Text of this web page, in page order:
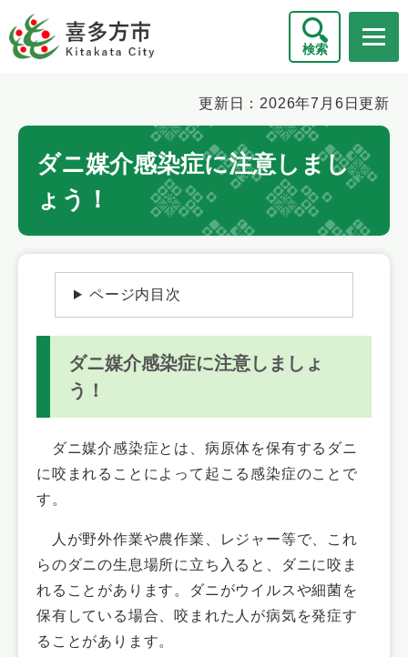
ー
ジ
検索
文
更新日：2026年7月6日更新
ダニ媒介感染症に注意しまし
ょう！
ページ内目次
ダニ媒介感染症に注意しましょ
う！
ダニ媒介感染症とは、病原体を保有するダニ
に咬まれることによって起こる感染症のことで
す。
人が野外作業や農作業、レジャー等で、これ
らのダニの生息場所に立ち入ると、ダニに咬ま
れることがあります。ダニがウイルスや細菌を
保有している場合、咬まれた人が病気を発症す
ることがあります。